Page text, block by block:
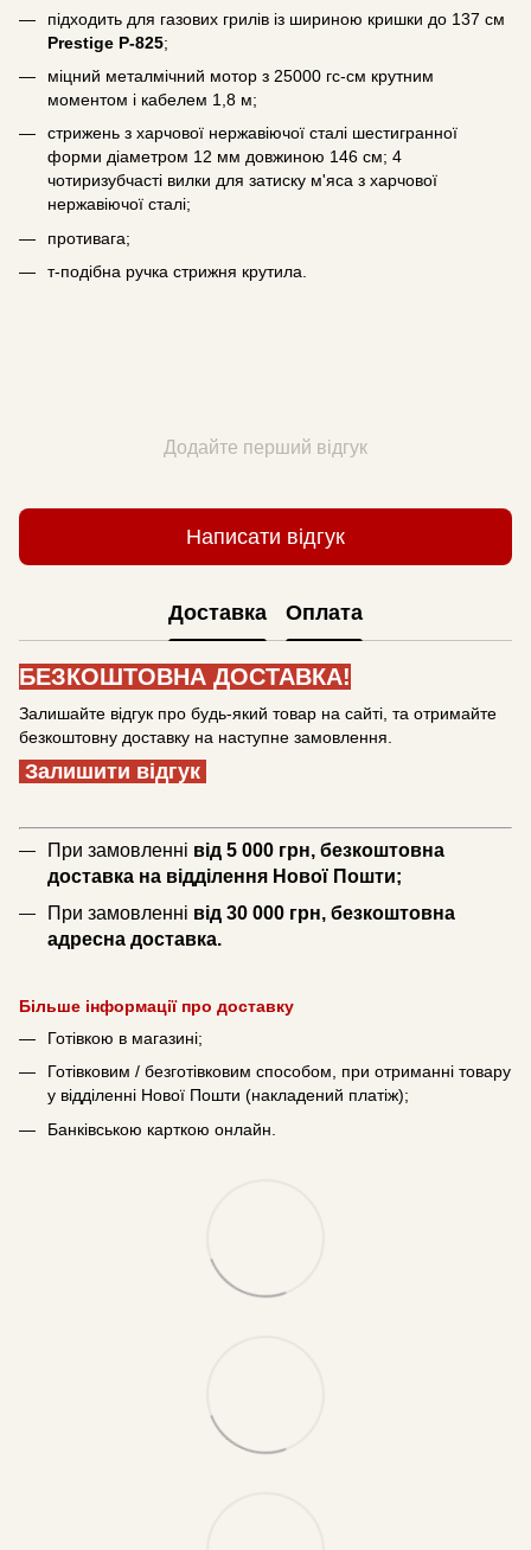
підходить для газових грилів із шириною кришки до 137 см
Prestige P-825;
міцний металмічний мотор з 25000 гс-см крутним
моментом і кабелем 1,8 м;
стрижень з харчової нержавіючої сталі шестигранної
форми діаметром 12 мм довжиною 146 см; 4
чотиризубчасті вилки для затиску м'яса з харчової
нержавіючої сталі;
противага;
т-подібна ручка стрижня крутила.
Додайте перший відгук
Написати відгук
Доставка Оплата
БЕЗКОШТОВНА ДОСТАВКА!
Залишайте відгук про будь-який товар на сайті, та отримайте
безкоштовну доставку на наступне замовлення.
Залишити відгук
При замовленні від 5 000 грн, безкоштовна
доставка на відділення Нової Пошти;
При замовленні від 30 000 грн, безкоштовна
адресна доставка.
Більше інформації про доставку
Готівкою в магазині;
Готівковим / безготівковим способом, при отриманні товару
у відділенні Нової Пошти (накладений платіж);
Банківською карткою онлайн.